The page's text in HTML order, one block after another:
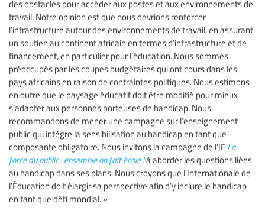
des obstacles pour accéder aux postes et aux environnements de
travail. Notre opinion est que nous devrions renforcer
l’infrastructure autour des environnements de travail, en assurant
un soutien au continent africain en termes d’infrastructure et de
financement, en particulier pour l’éducation. Nous sommes
préoccupés par les coupes budgétaires qui ont cours dans les
pays africains en raison de contraintes politiques. Nous estimons
en outre que le paysage éducatif doit être modifié pour mieux
s’adapter aux personnes porteuses de handicap. Nous
recommandons de mener une campagne sur l’enseignement
public qui intègre la sensibilisation au handicap en tant que
composante obligatoire. Nous invitons la campagne de l’IE La
force du public : ensemble on fait école !à aborder les questions liées
au handicap dans ses plans. Nous croyons que l’Internationale de
l’Éducation doit élargir sa perspective afin d’y inclure le handicap
en tant que défi mondial. »